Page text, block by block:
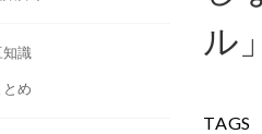
知識
とめ
ル
TAGS